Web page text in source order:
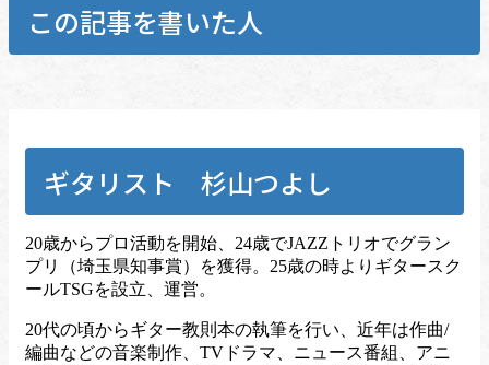
この記事を書いた人
ギタリスト 杉山つよし
20歳からプロ活動を開始、24歳でJAZZトリオでグラン
プリ（埼玉県知事賞）を獲得。25歳の時よりギタースク
ールTSGを設立、運営。
20代の頃からギター教則本の執筆を行い、近年は作曲/
編曲などの音楽制作、TVドラマ、ニュース番組、アニ